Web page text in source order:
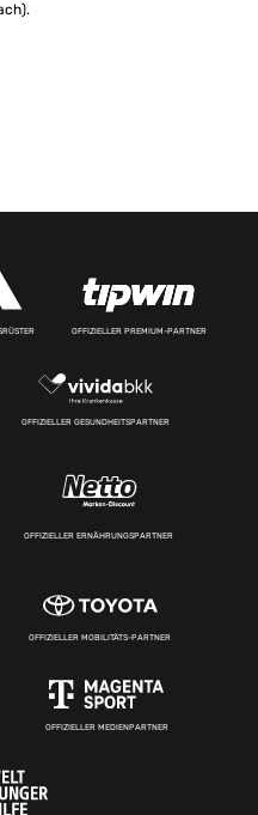
OFFIZIELLER PREMIUM-PARTNER
OFFIZIELLER GESUNDHEITSPARTNER
OFFIZIELLER ERNÄHRUNGSPARTNER
OFFIZIELLER MOBILITÄTS-PARTNER
OFFIZIELLER MEDIENPARTNER